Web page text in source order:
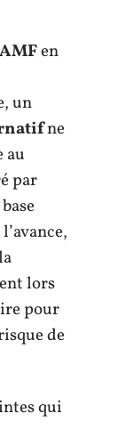
AMFen
un
ne
au
par
lors
pour
de
qui